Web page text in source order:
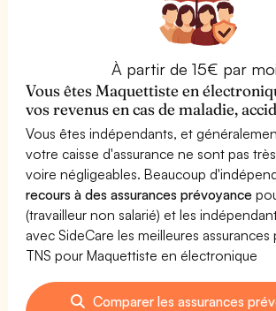
À partir de 15€ par
Vous êtes Maquettiste en
vos revenus en cas de maladie,
Vous êtes indépendants, et
votre caisse d'assurance ne sont pas
voire négligeables. Beaucoup
recours à des assurances prévoyance
(travailleur non salarié) et les
avec SideCare les meilleures
TNS pour Maquettiste en électronique
Comparer les assurances